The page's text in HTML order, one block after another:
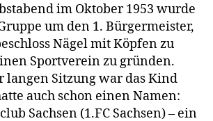
im Oktober 1953 wurde
um den 1. Bürgermeister,
Nägel mit Köpfen zu
Sportverein zu gründen.
langen Sitzung war das Kind
auch schon einen Namen:
Sachsen (1.FC Sachsen) – ein